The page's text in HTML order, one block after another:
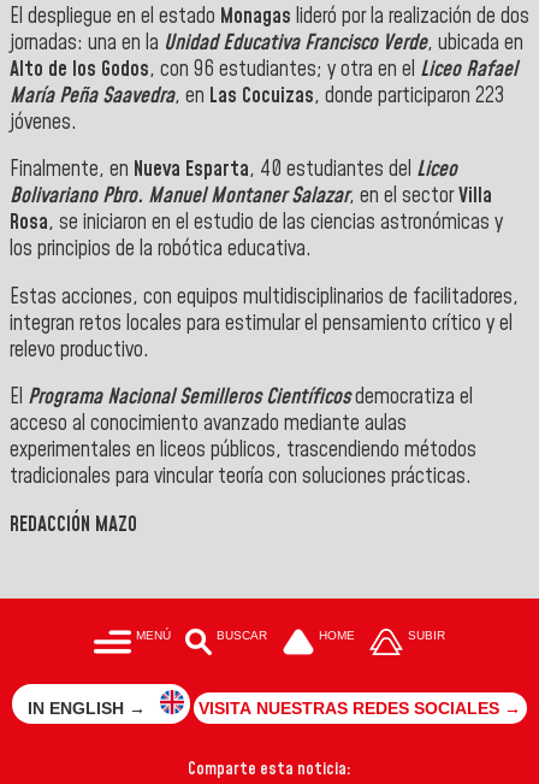
El despliegue en el estado Monagas lideró por la realización de dos
jornadas: una en la Unidad Educativa Francisco Verde, ubicada en
Alto de los Godos, con 96 estudiantes; y otra en el Liceo Rafael
María Peña Saavedra, en Las Cocuizas, donde participaron 223
jóvenes.
Finalmente, en Nueva Esparta, 40 estudiantes del Liceo
Bolivariano Pbro. Manuel Montaner Salazar, en el sectorVilla
Rosa, se iniciaron en el estudio de las ciencias astronómicas y
los principios de la robótica educativa.
Estas acciones, con equipos multidisciplinarios de facilitadores,
integran retos locales para estimular el pensamiento crítico y el
relevo productivo.
El Programa Nacional Semilleros Científicosdemocratiza el
acceso al conocimiento avanzado mediante aulas
experimentales en liceos públicos, trascendiendo métodos
tradicionales para vincular teoría con soluciones prácticas.
REDACCIÓN MAZO
MENÚ BUSCAR HOME SUBIR
IN ENGLISH → VISITA NUESTRAS REDES SOCIALES →
Comparte esta noticia: